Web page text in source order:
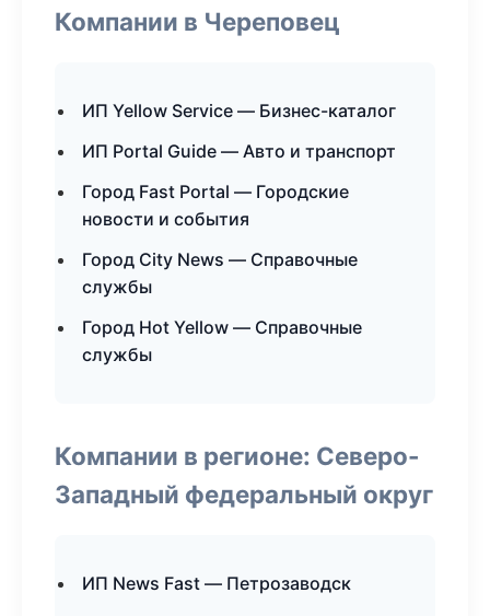
Компании в Череповец
ИП Yellow Service — Бизнес-каталог
ИП Portal Guide — Авто и транспорт
Город Fast Portal — Городские
новости и события
Город City News — Справочные
службы
Город Hot Yellow — Справочные
службы
Компании в регионе: Северо-
Западный федеральный округ
ИП News Fast — Петрозаводск